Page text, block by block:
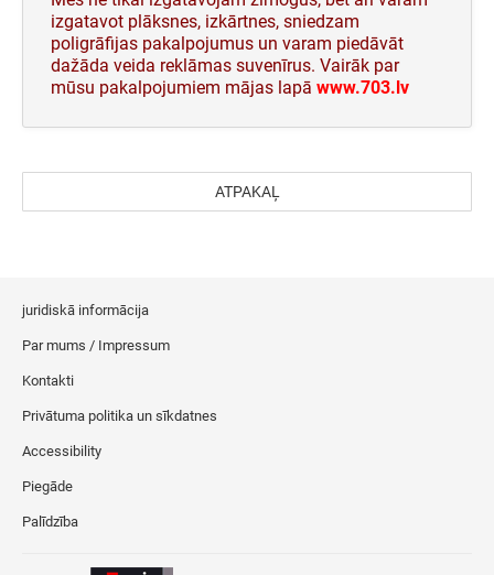
izgatavot plāksnes, izkārtnes, sniedzam
poligrāfijas pakalpojumus un varam piedāvāt
dažāda veida reklāmas suvenīrus. Vairāk par
mūsu pakalpojumiem mājas lapā www.703.lv
ATPAKAĻ
juridiskā informācija
Par mums / Impressum
Kontakti
Privātuma politika un sīkdatnes
Accessibility
Piegāde
Palīdzība